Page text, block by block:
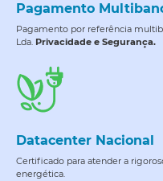
Pagamento
Pagamento por referência
Lda. Privacidade e Segurança.
Datacenter Nacional
Certificado para atender a
energética.